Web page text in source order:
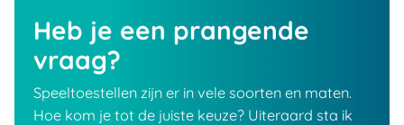
Heb je een prangende
vraag?
Speeltoestellen zijn er in vele soorten en maten.
Hoe kom je tot de juiste keuze? Uiteraard sta ik